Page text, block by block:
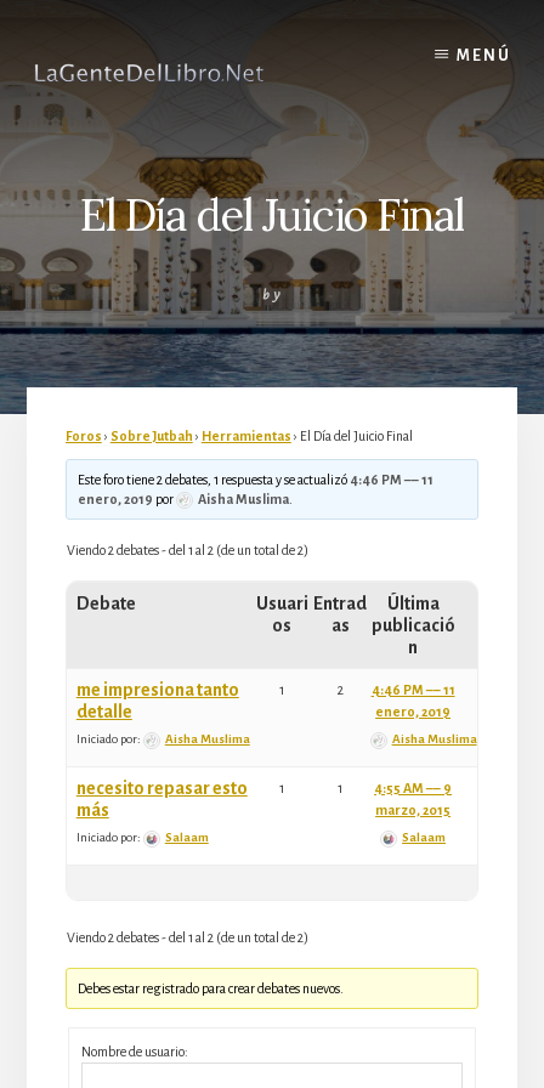
content
MENÚ
El Día del Juicio Final
by
Foros › Sobre Jutbah › Herramientas › El Día del Juicio Final
Este foro tiene 2 debates, 1 respuesta y se actualizó 4:46 PM –– 11
enero, 2019 por Aisha Muslima.
Viendo 2 debates - del 1 al 2 (de un total de 2)
Debate
Usuari
os
Entrad
as
Última
publicació
n
me impresiona tanto
detalle
Iniciado por: Aisha Muslima
1 2
4:46 PM –– 11
enero, 2019
Aisha Muslima
necesito repasar esto
más
Iniciado por: Salaam
1 1
4:55 AM –– 9
marzo, 2015
Salaam
Viendo 2 debates - del 1 al 2 (de un total de 2)
Debes estar registrado para crear debates nuevos.
Nombre de usuario: